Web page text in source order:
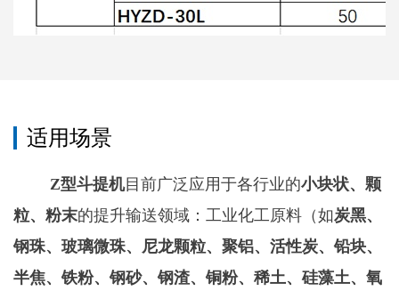
适用场景
Z型斗提机目前广泛应用于各行业的小块状、颗
粒、粉末的提升输送领域：工业化工原料‌（如炭黑、
钢珠、玻璃微珠、尼龙颗粒、聚铝、活性炭、铅块、
半焦、铁粉、钢砂、钢渣、铜粉、稀土、硅藻土、氧